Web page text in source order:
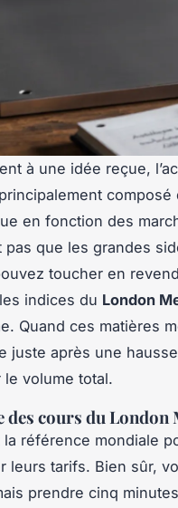
à une idée reçue,
en fonction des
pas que les grandes
toucher en
indices du London
Quand ces matières
juste après une
volume total.
des cours du London
la référence mondiale
leurs tarifs. Bien sûr,
prendre cinq